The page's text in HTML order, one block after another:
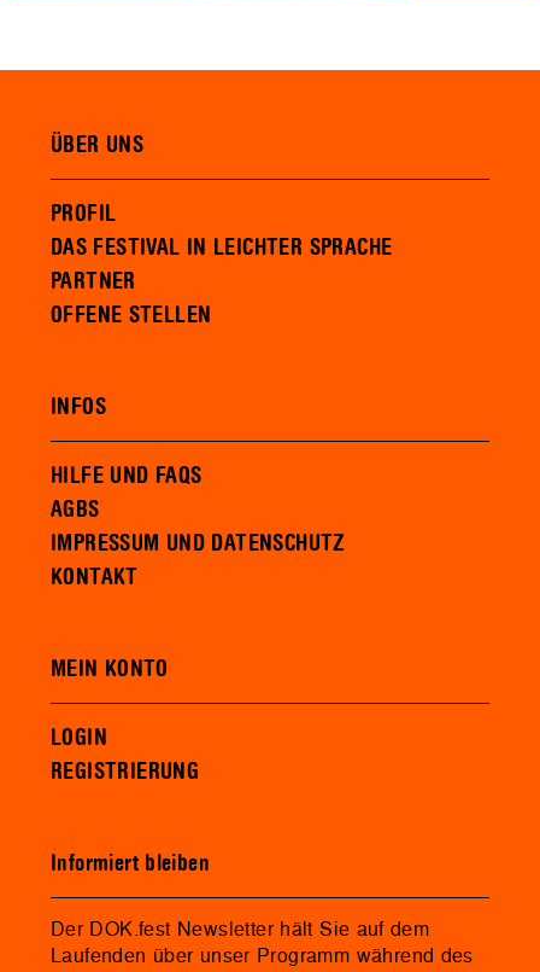
ÜBER UNS
PROFIL
DAS FESTIVAL IN LEICHTER SPRACHE
PARTNER
OFFENE STELLEN
INFOS
HILFE UND FAQS
AGBS
IMPRESSUM UND DATENSCHUTZ
KONTAKT
MEIN KONTO
LOGIN
REGISTRIERUNG
Informiert bleiben
Der DOK.fest Newsletter hält Sie auf dem
Laufenden über unser Programm während des